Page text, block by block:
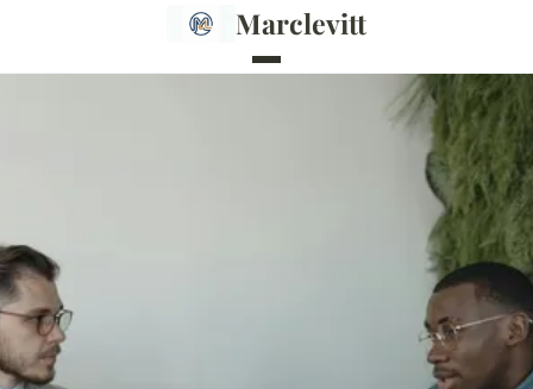
Marclevitt